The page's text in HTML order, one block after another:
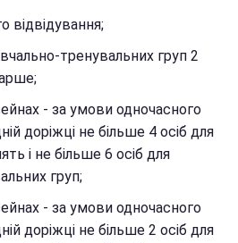
відвідування;
тренувальних груп 2
- за умови одночасного
доріжці не більше 4 осіб для
і не більше 6 осіб для
груп;
- за умови одночасного
доріжці не більше 2 осіб для